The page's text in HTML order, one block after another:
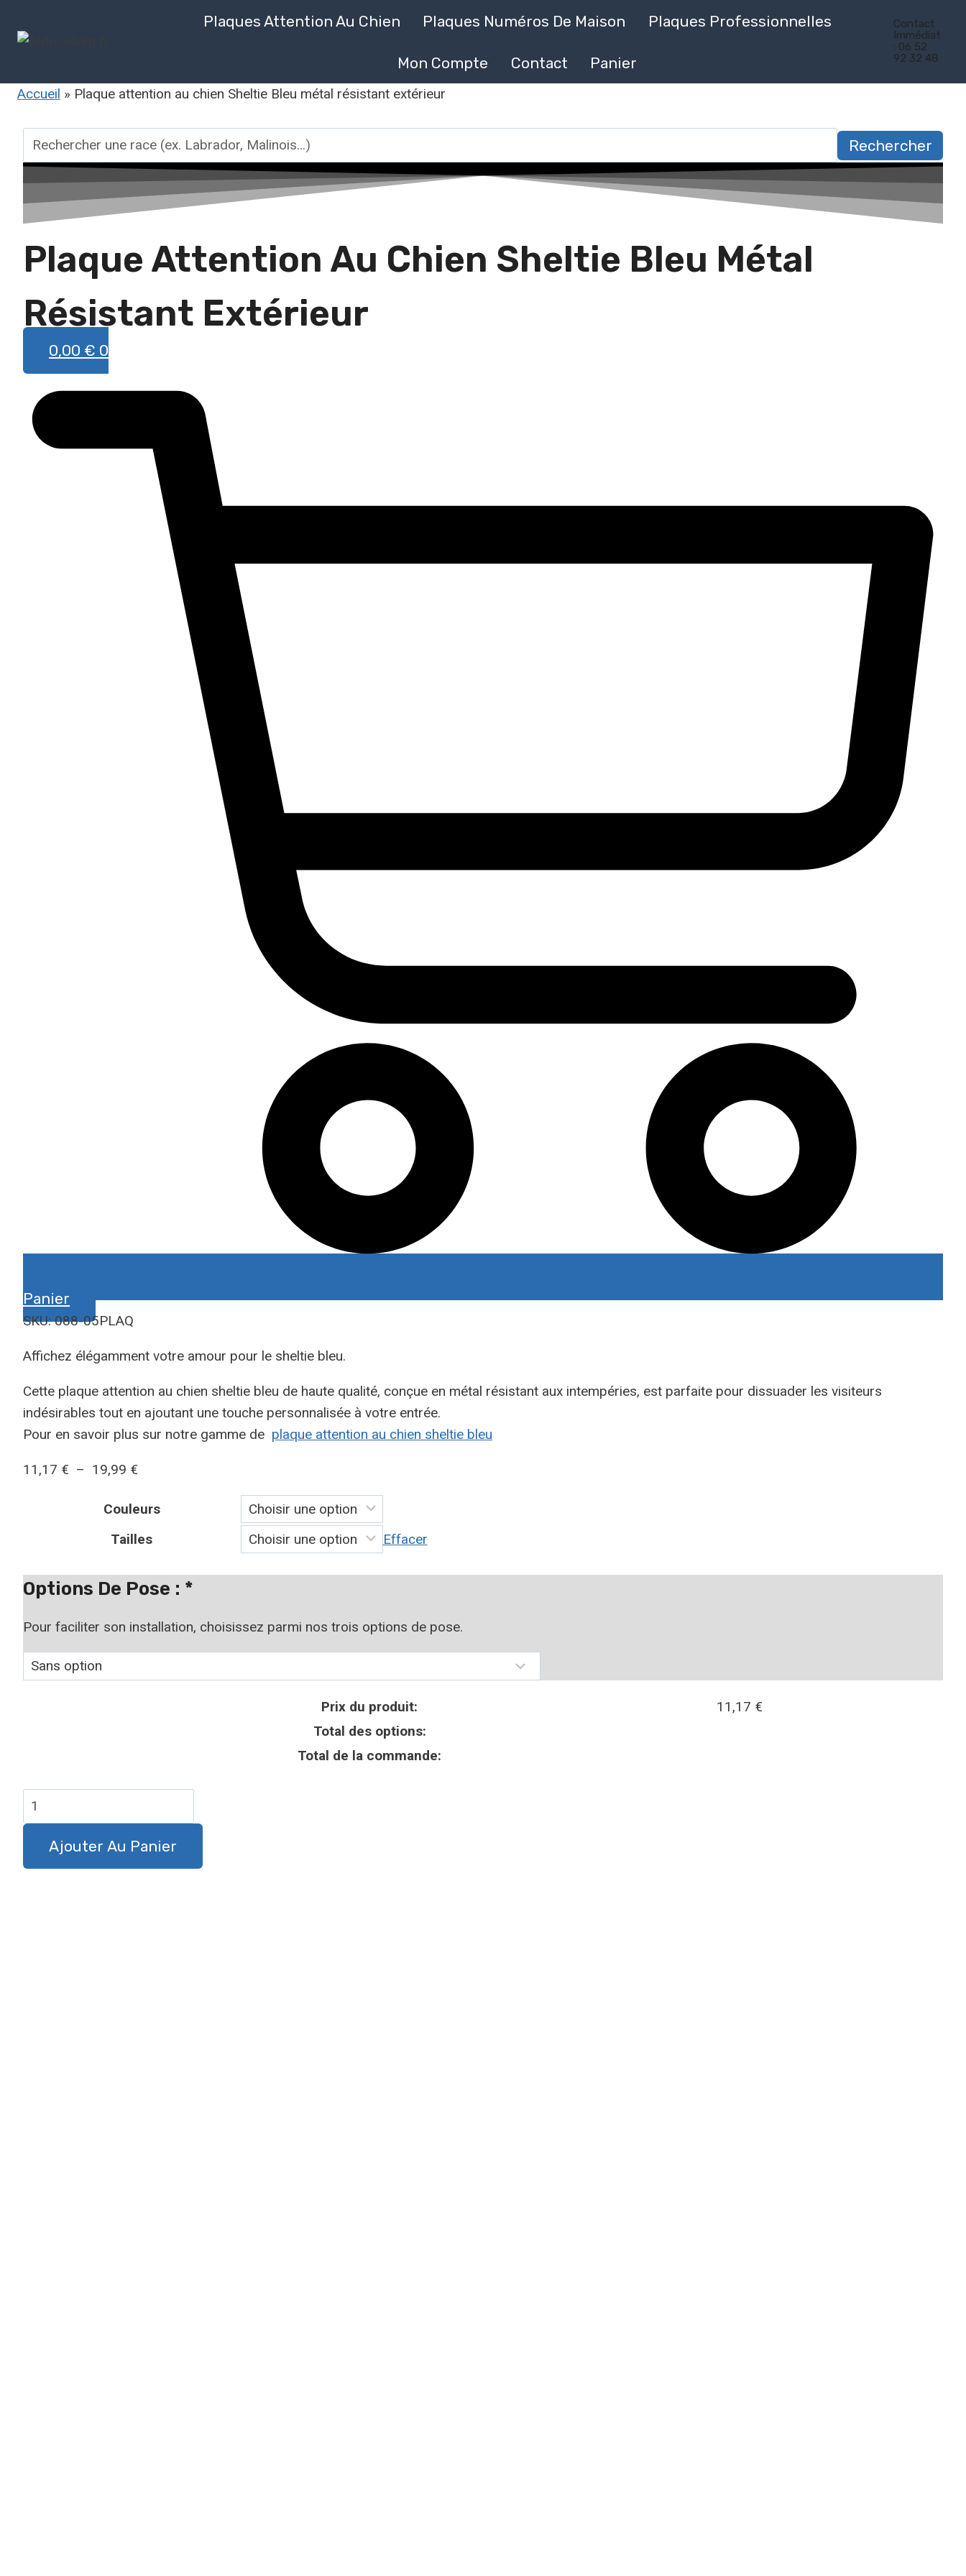
Plaques Attention Au Chien Plaques Numéros De Maison Plaques Professionnelles
Mon Compte Contact Panier
Contact
Immédiat
: 06 52
92 32 48
Accueil » Plaque attention au chien Sheltie Bleu métal résistant extérieur
Rechercher
race
Rechercher
Plaque Attention Au Chien Sheltie Bleu Métal
Résistant Extérieur
0,00 € 0
Panier
SKU: 088-05PLAQ
Affichez élégamment votre amour pour le sheltie bleu.
Cette plaque attention au chien sheltie bleu de haute qualité, conçue en métal résistant aux intempéries, est parfaite pour dissuader les visiteurs
indésirables tout en ajoutant une touche personnalisée à votre entrée.
Pour en savoir plus sur notre gamme de plaque attention au chien sheltie bleu
11,17 € – 19,99 €
prix :
11,17 €
19,99 €
Couleurs
Tailles
Effacer
Options De Pose : *
Pour faciliter son installation, choisissez parmi nos trois options de pose.
Prix du produit: 11,17 €
Total des options:
Total de la commande:
quantité
de
Plaque
attention
Ajouter Au Panier